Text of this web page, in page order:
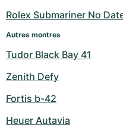
Rolex Submariner No
Autres montres
Tudor Black Bay 41
Zenith Defy
Fortis b-42
Heuer Autavia